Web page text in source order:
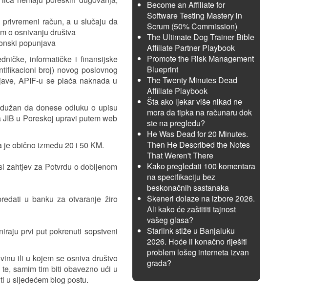
račun, a u slučaju da
o osnivanju društva
popunjava
informatičke i finansijske
broj) novog poslovnog
APIF-u se plaća naknada u
da donese odluku o upisu
u Poreskoj upravi putem web
obično između 20 i 50 KM.
zahtjev za Potvrdu o dobijenom
u banku za otvaranje žiro
prvi put pokrenuti sopstveni
ili u kojem se osniva društvo
samim tim biti obavezno ući u
u sljedećem blog postu.
Become an Affiliate for
Software Testing Mastery in
Scrum (50% Commission)
The Ultimate Dog Trainer Bible
Affiliate Partner Playbook
Promote the Risk Management
Blueprint
The Twenty Minutes Dead
Affiliate Playbook
Šta ako ljekar više nikad ne
mora da tipka na računaru dok
ste na pregledu?
He Was Dead for 20 Minutes.
Then He Described the Notes
That Weren't There
Kako pregledati 100 komentara
na specifikaciju bez
beskonačnih sastanaka
Skeneri dolaze na izbore 2026.
Ali kako će zaštititi tajnost
vašeg glasa?
Starlink stiže u Banjaluku
2026. Hoće li konačno riješiti
problem lošeg interneta izvan
grada?